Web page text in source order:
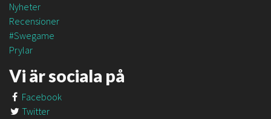
Nyheter
Recensioner
#Swegame
Prylar
Vi är sociala på
Facebook
Twitter